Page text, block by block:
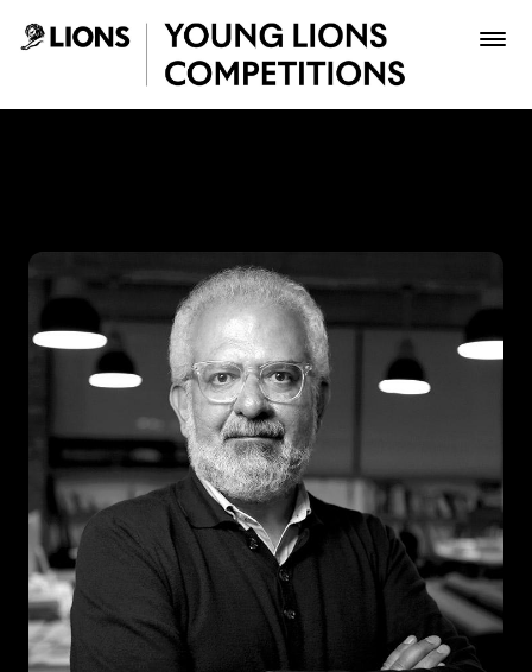
Saltar al contenido principal
Inscribir
Boletería